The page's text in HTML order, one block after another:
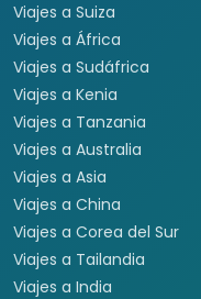
Viajes a Suiza
Viajes a África
Viajes a Sudáfrica
Viajes a Kenia
Viajes a Tanzania
Viajes a Australia
Viajes a Asia
Viajes a China
Viajes a Corea del Sur
Viajes a Tailandia
Viajes a India